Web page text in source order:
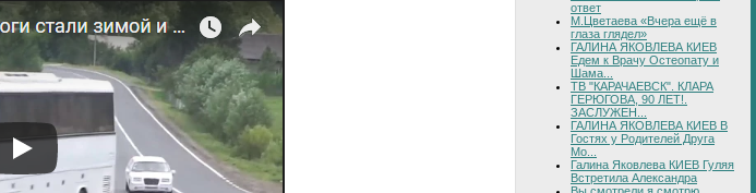
ответ
М.Цветаева «Вчера ещё в
глаза глядел»
ГАЛИНА ЯКОВЛЕВА КИЕВ
Едем к Врачу Остеопату и
Шама...
ТВ "КАРАЧАЕВСК". КЛАРА
ГЕРЮГОВА, 90 ЛЕТ!.
ЗАСЛУЖЕН...
ГАЛИНА ЯКОВЛЕВА КИЕВ В
Гостях у Родителей Друга
Мо...
Галина Яковлева КИЕВ Гуляя
Встретила Александра